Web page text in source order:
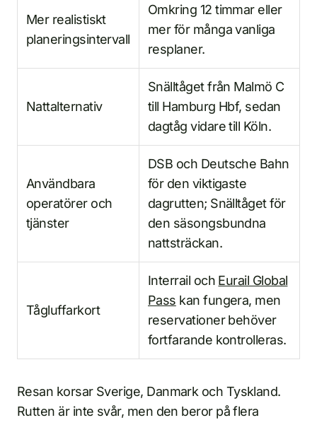
Mer realistiskt
planeringsintervall
Omkring 12 timmar eller
mer för många vanliga
resplaner.
Nattalternativ
Snälltåget från Malmö C
till Hamburg Hbf, sedan
dagtåg vidare till Köln.
Användbara
operatörer och
tjänster
DSB och Deutsche Bahn
för den viktigaste
dagrutten; Snälltåget för
den säsongsbundna
nattsträckan.
Tågluffarkort
Interrail och Eurail Global
Pass kan fungera, men
reservationer behöver
fortfarande kontrolleras.
Resan korsar Sverige, Danmark och Tyskland.
Rutten är inte svår, men den beror på flera